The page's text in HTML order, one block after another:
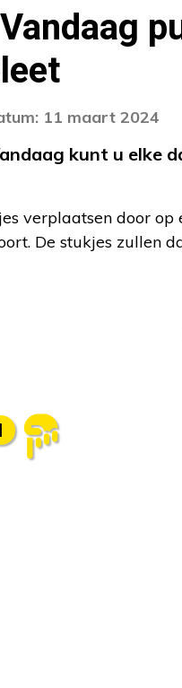
11 maart 2024
kunt u elke
verplaatsen door
De stukjes zullen